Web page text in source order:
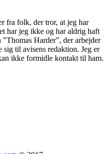
fra folk, der tror, at jeg har
har jeg ikke og har aldrig haft
Harder”, der arbejder
sig til avisens redaktion. Jeg er
ikke formidle kontakt til ham.